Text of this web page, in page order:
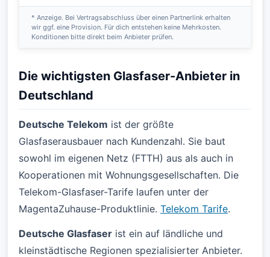
* Anzeige. Bei Vertragsabschluss über einen Partnerlink erhalten
wir ggf. eine Provision. Für dich entstehen keine Mehrkosten.
Konditionen bitte direkt beim Anbieter prüfen.
Die wichtigsten Glasfaser-Anbieter in
Deutschland
Deutsche Telekom ist der größte
Glasfaserausbauer nach Kundenzahl. Sie baut
sowohl im eigenen Netz (FTTH) aus als auch in
Kooperationen mit Wohnungsgesellschaften. Die
Telekom-Glasfaser-Tarife laufen unter der
MagentaZuhause-Produktlinie. Telekom Tarife.
Deutsche Glasfaser ist ein auf ländliche und
kleinstädtische Regionen spezialisierter Anbieter.